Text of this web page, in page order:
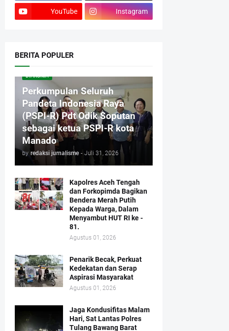
YouTube Instagram
BERITA POPULER
DIAKONIA
Perkumpulan Seluruh
Pandeta Indonesia Raya
(PSPI-R) Pdt Odik Soputan
sebagai ketua PSPI-R kota
Manado
by redaksi jurnalisme - Juli 31, 2026
Kapolres Aceh Tengah
dan Forkopimda Bagikan
Bendera Merah Putih
Kepada Warga, Dalam
Menyambut HUT RI ke -
81.
Agustus 01, 2026
Penarik Becak, Perkuat
Kedekatan dan Serap
Aspirasi Masyarakat
Agustus 01, 2026
Jaga Kondusifitas Malam
Hari, Sat Lantas Polres
Tulang Bawang Barat